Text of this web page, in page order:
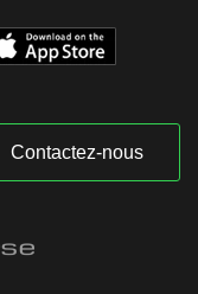
Contactez-nous